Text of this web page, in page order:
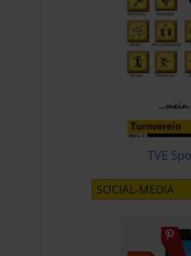
TVE
SOCIAL-MEDIA